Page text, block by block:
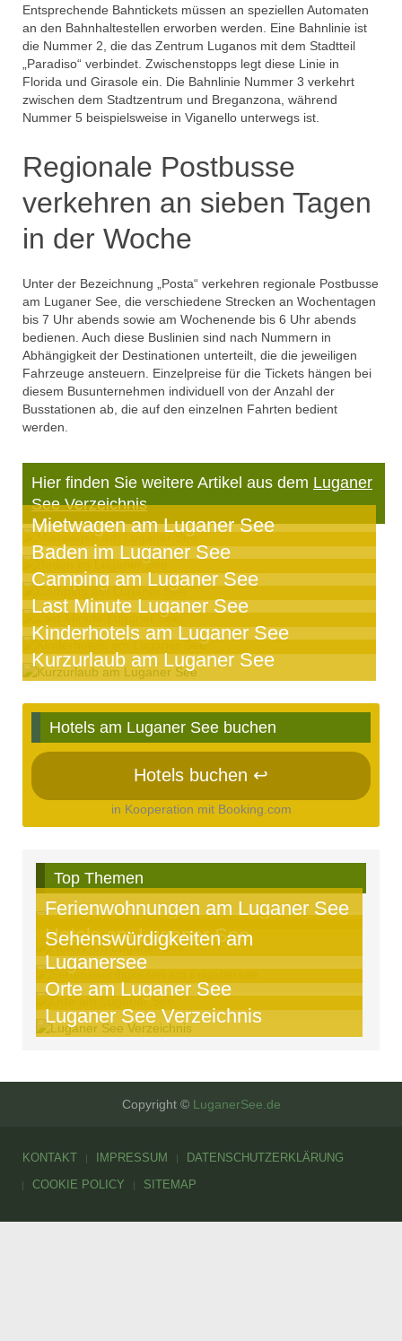
Entsprechende Bahntickets müssen an speziellen Automaten
an den Bahnhaltestellen erworben werden. Eine Bahnlinie ist
die Nummer 2, die das Zentrum Luganos mit dem Stadtteil
„Paradiso“ verbindet. Zwischenstopps legt diese Linie in
Florida und Girasole ein. Die Bahnlinie Nummer 3 verkehrt
zwischen dem Stadtzentrum und Breganzona, während
Nummer 5 beispielsweise in Viganello unterwegs ist.
Regionale Postbusse
verkehren an sieben Tagen
in der Woche
Unter der Bezeichnung „Posta“ verkehren regionale Postbusse
am Luganer See, die verschiedene Strecken an Wochentagen
bis 7 Uhr abends sowie am Wochenende bis 6 Uhr abends
bedienen. Auch diese Buslinien sind nach Nummern in
Abhängigkeit der Destinationen unterteilt, die die jeweiligen
Fahrzeuge ansteuern. Einzelpreise für die Tickets hängen bei
diesem Busunternehmen individuell von der Anzahl der
Busstationen ab, die auf den einzelnen Fahrten bedient
werden.
Hier finden Sie weitere Artikel aus dem Luganer
See Verzeichnis
Mietwagen am Luganer See
Baden im Luganer See
Camping am Luganer See
Last Minute Luganer See
Kinderhotels am Luganer See
Kurzurlaub am Luganer See
Hotels am Luganer See buchen
Hotels buchen ↩
in Kooperation mit Booking.com
Top Themen
Ferienwohnungen am Luganer See
Hotels am Luganer See
Sehenswürdigkeiten am
Luganersee
Orte am Luganer See
Luganer See Verzeichnis
Copyright © LuganerSee.de
KONTAKT IMPRESSUM
DATENSCHUTZERKLÄRUNG
COOKIE POLICY
SITEMAP